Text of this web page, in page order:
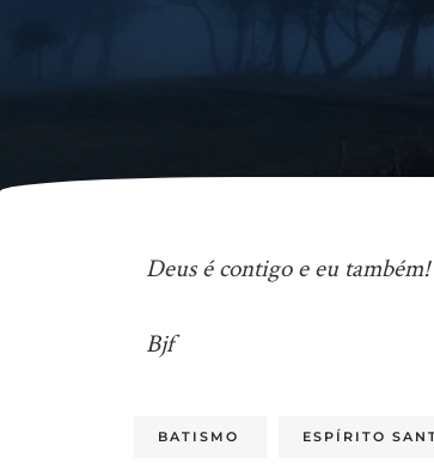
Deus é contigo e eu também!
Bjf
BATISMO ESPÍRITO